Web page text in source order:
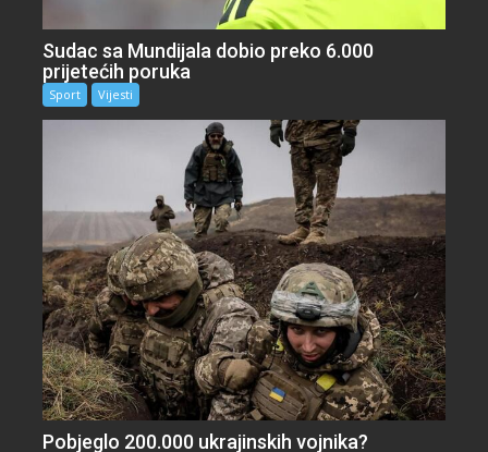
Sudac sa Mundijala dobio preko 6.000
prijetećih poruka
Sport Vijesti
Pobjeglo 200.000 ukrajinskih vojnika?